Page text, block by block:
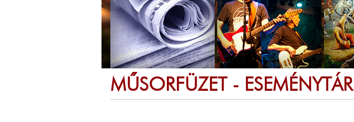
MŰSORFÜZET - ESEMÉNYTÁR